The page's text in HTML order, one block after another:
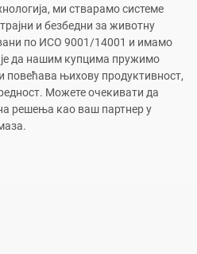
ми стварамо системе
и безбедни за животну
по ИСО 9001/14001 и имамо
да нашим купцима пружимо
повећава њихову продуктивност,
Можете очекивати да
решења као ваш партнер у